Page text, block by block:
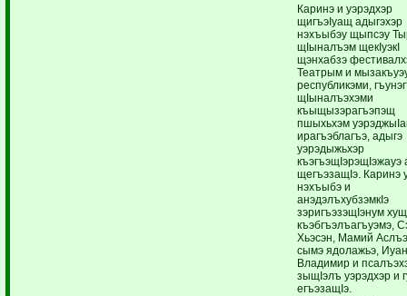
Каринэ и уэрэдхэр
щигъэIуащ адыгэхэр
нэхъыбэу щыпсэу
щIыналъэм щекIуэкI
щэнхабзэ
Театрым и
республикэми,
щIыналъэхэми
къыщызэрагъэпэщ
пшыхьхэм
ирагъэблагъэ, адыгэ
уэрэдыжьхэр
къэгъэщIэрэщIэжауэ
щегъэзащIэ. Каринэ
нэхъыбэ и
анэдэлъхубзэмкIэ
зэригъэзэщIэнум
къэбгъэлъагъуэмэ,
Хьэсэн, Мамий
сымэ ядолажьэ,
Владимир и
зыщIэлъ уэрэдхэр и
егъэзащIэ.